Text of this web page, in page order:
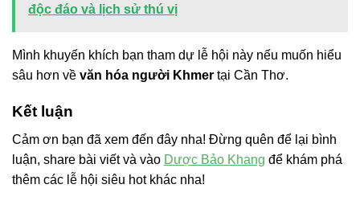
độc đáo và lịch sử thú vị
Mình khuyến khích bạn tham dự lễ hội này nếu muốn hiểu
sâu hơn về văn hóa người Khmer tại Cần Thơ.
Kết luận
Cảm ơn bạn đã xem đến đây nha! Đừng quên để lại bình
luận, share bài viết và vào Dược Bảo Khang để khám phá
thêm các lễ hội siêu hot khác nha!